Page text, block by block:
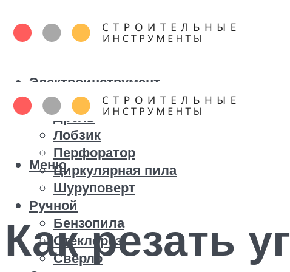
Электроинструмент
Болгарка
Дрель
Лобзик
Перфоратор
Циркулярная пила
Шуруповерт
Ручной
Бензопила
Стеклорез
Сверло
Меню
Как резать